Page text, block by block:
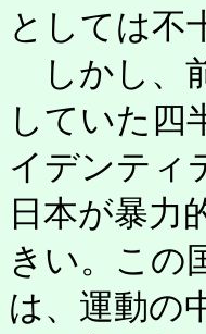
としては不
しかし、
していた四
イデンティ
日本が暴力
きい。この
は、運動の